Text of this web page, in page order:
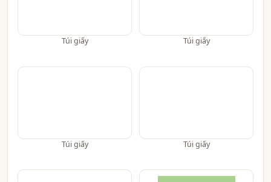
Túi giấy Túi giấy
Túi giấy Túi giấy